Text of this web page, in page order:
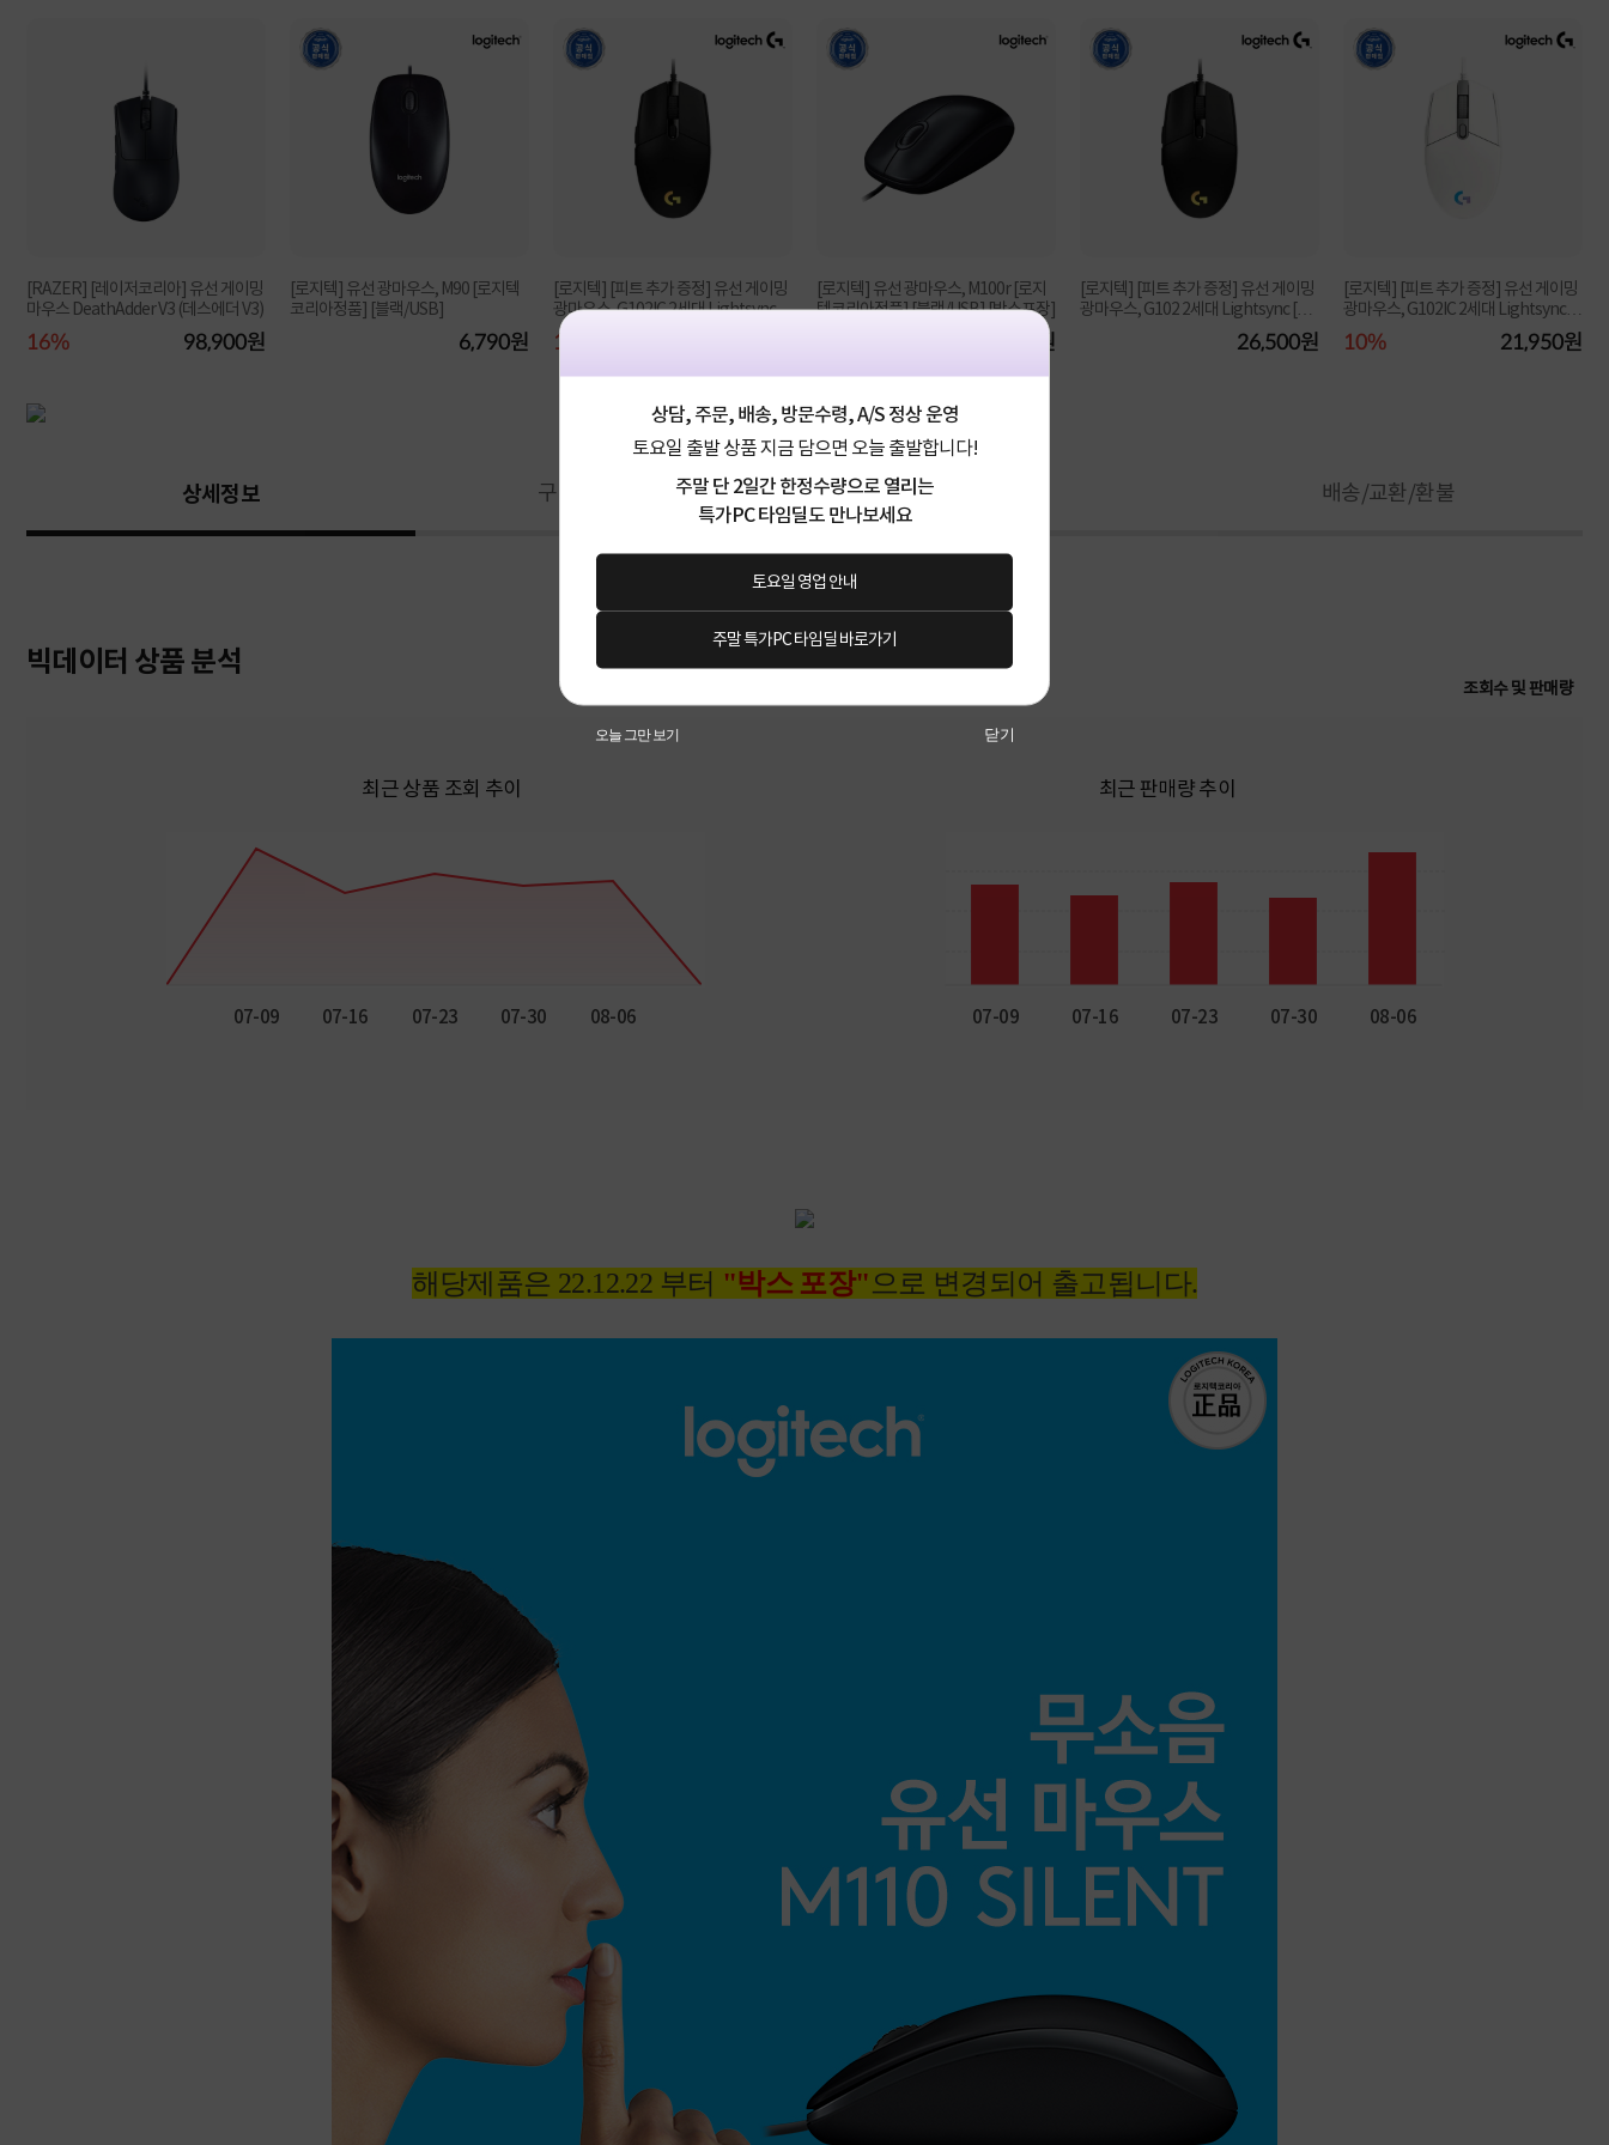
상담, 주문, 배송, 방문수령, A/S 정상 운영
토요일 출발 상품 지금 담으면 오늘 출발합니다!
주말 단 2일간 한정수량으로 열리는
특가PC 타임딜도 만나보세요
토요일 영업 안내
주말 특가PC 타임딜 바로가기
오늘 그만 보기 닫기
[RAZER] [레이저코리아] 유선 게이밍
마우스 DeathAdder V3 (데스에더 V3)
16% 98,900원
[로지텍] 유선 광마우스, M90 [로지텍
코리아정품] [블랙/USB]
6,790원
[로지텍] [피트 추가 증정] 유선 게이밍
광마우스, G102IC 2세대 Lightsync
[로지텍코...
10%
[로지텍] 유선 광마우스, M100r [로지
텍코리아정품] [블랙/USB] [박스포장]
9,800원
[로지텍] [피트 추가 증정] 유선 게이밍
광마우스, G102 2세대 Lightsync [로
26,500원
[로지텍] [피트 추가 증정] 유선 게이밍
광마우스, G102IC 2세대 Lightsync
[로지텍코...
10% 21,950원
상세정보 구매후기( ) 배송/교환/환불
빅데이터 상품 분석
조회수 및 판매량
최근 상품 조회 추이 최근 판매량 추이
해당제품은 22.12.22 부터 "박스 포장" 으로 변경되어 출고됩니다.